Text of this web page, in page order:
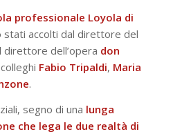
professionale Loyola di
stati accolti dal direttore del
direttore dell’opera don
Fabio Tripaldi, Maria
.
segno di una lunga
che lega le due realtà di